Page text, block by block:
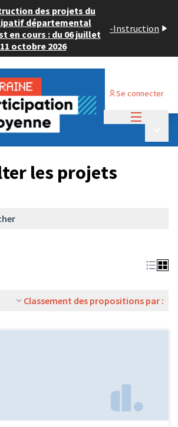
des projets du
départemental
en cours : du 06 juillet
octobre 2026
-Instruction
Se connecter
2024
déposés
les projets
Classement des propositions par :